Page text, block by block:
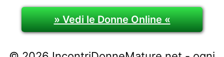
» Vedi le Donne Online «